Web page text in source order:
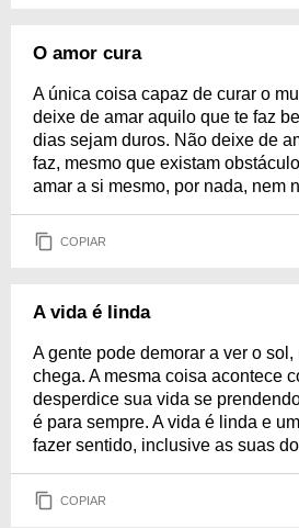
O amor cura
A única coisa capaz de curar o
deixe de amar aquilo que te faz
dias sejam duros. Não deixe de
faz, mesmo que existam
amar a si mesmo, por nada, nem
COPIAR
A vida é linda
A gente pode demorar a ver o
chega. A mesma coisa acontece
desperdice sua vida se
é para sempre. A vida é linda e
fazer sentido, inclusive as suas
COPIAR